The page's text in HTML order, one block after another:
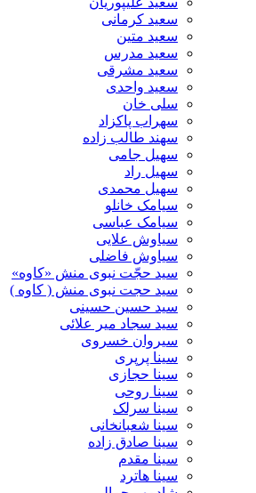
سعید کرمانی
سعید متین
سعید مدرس
سعید مشرقی
سعید واحدی
سلی خان
سهراب پاکزاد
سهند طالب زاده
سهیل جامی
سهیل راد
سهیل محمدی
سیامک خانلو
سیامک عباسی
سیاوش علایی
سیاوش فاضلی
سید حجّت نبوی منش «کاوه»
سید حجت نبوی منش ( کاوه )
سید حسین حسینى
سید سجاد میر علائی
سیروان خسروی
سینا پرپری
سینا حجازی
سینا روحی
سینا سرلک
سینا شعبانخانی
سینا صادق زاده
سینا مقدم
سینا هاترد